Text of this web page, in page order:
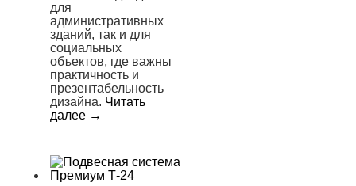
для
административных
зданий, так и для
социальных
объектов, где важны
практичность и
презентабельность
дизайна. Читать
далее →